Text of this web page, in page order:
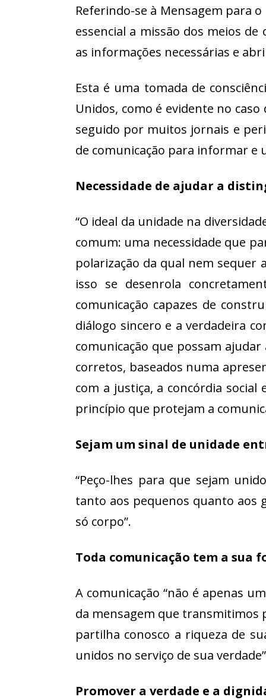
áudio
Referindo-se à Mensagem para o
essencial a missão dos meios
as informações necessárias e
Esta é uma tomada de
Unidos, como é evidente no
seguido por muitos jornais e
de comunicação para informar e
Necessidade de ajudar a
“O ideal da unidade na
comum: uma necessidade que
polarização da qual nem sequer
isso se desenrola
comunicação capazes de
diálogo sincero e a verdadeira
comunicação que possam
corretos, baseados numa
com a justiça, a concórdia
princípio que protejam a
Sejam um sinal de unidade
“Peço-lhes para que sejam
tanto aos pequenos quanto aos
só corpo”.
Toda comunicação tem a sua
A comunicação “não é apenas
da mensagem que transmitimos
partilha conosco a riqueza de
unidos no serviço de sua
Promover a verdade e a